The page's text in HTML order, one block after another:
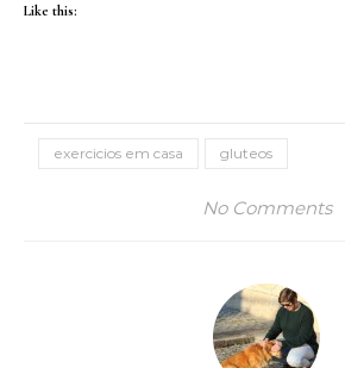
Like this:
exercicios em casa gluteos
No Comments